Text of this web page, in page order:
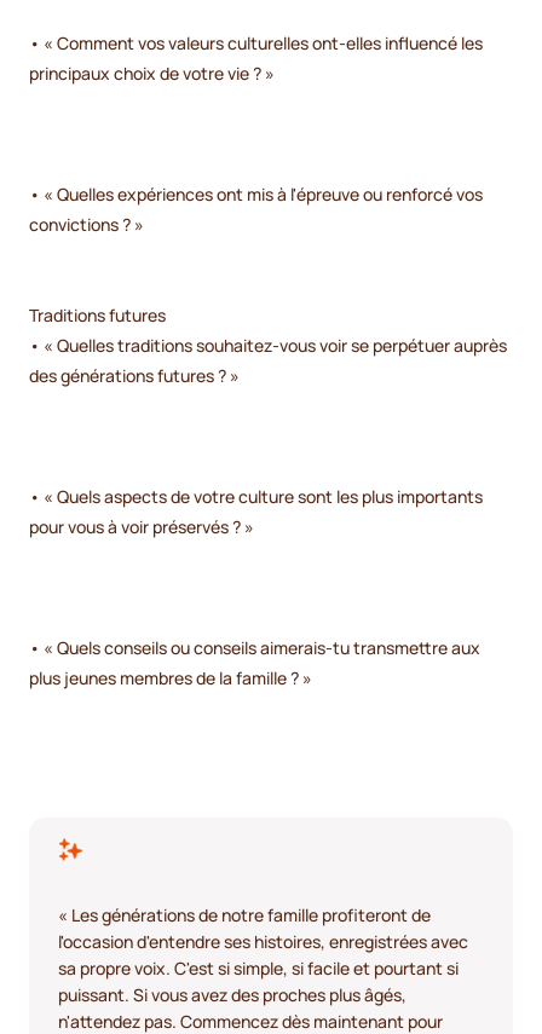
• « Comment vos valeurs culturelles ont-elles influencé les
principaux choix de votre vie ? »
• « Quelles expériences ont mis à l'épreuve ou renforcé vos
convictions ? »
Traditions futures
• « Quelles traditions souhaitez-vous voir se perpétuer auprès
des générations futures ? »
• « Quels aspects de votre culture sont les plus importants
pour vous à voir préservés ? »
• « Quels conseils ou conseils aimerais-tu transmettre aux
plus jeunes membres de la famille ? »
« Les générations de notre famille profiteront de
l'occasion d'entendre ses histoires, enregistrées avec
sa propre voix. C'est si simple, si facile et pourtant si
puissant. Si vous avez des proches plus âgés,
n'attendez pas. Commencez dès maintenant pour